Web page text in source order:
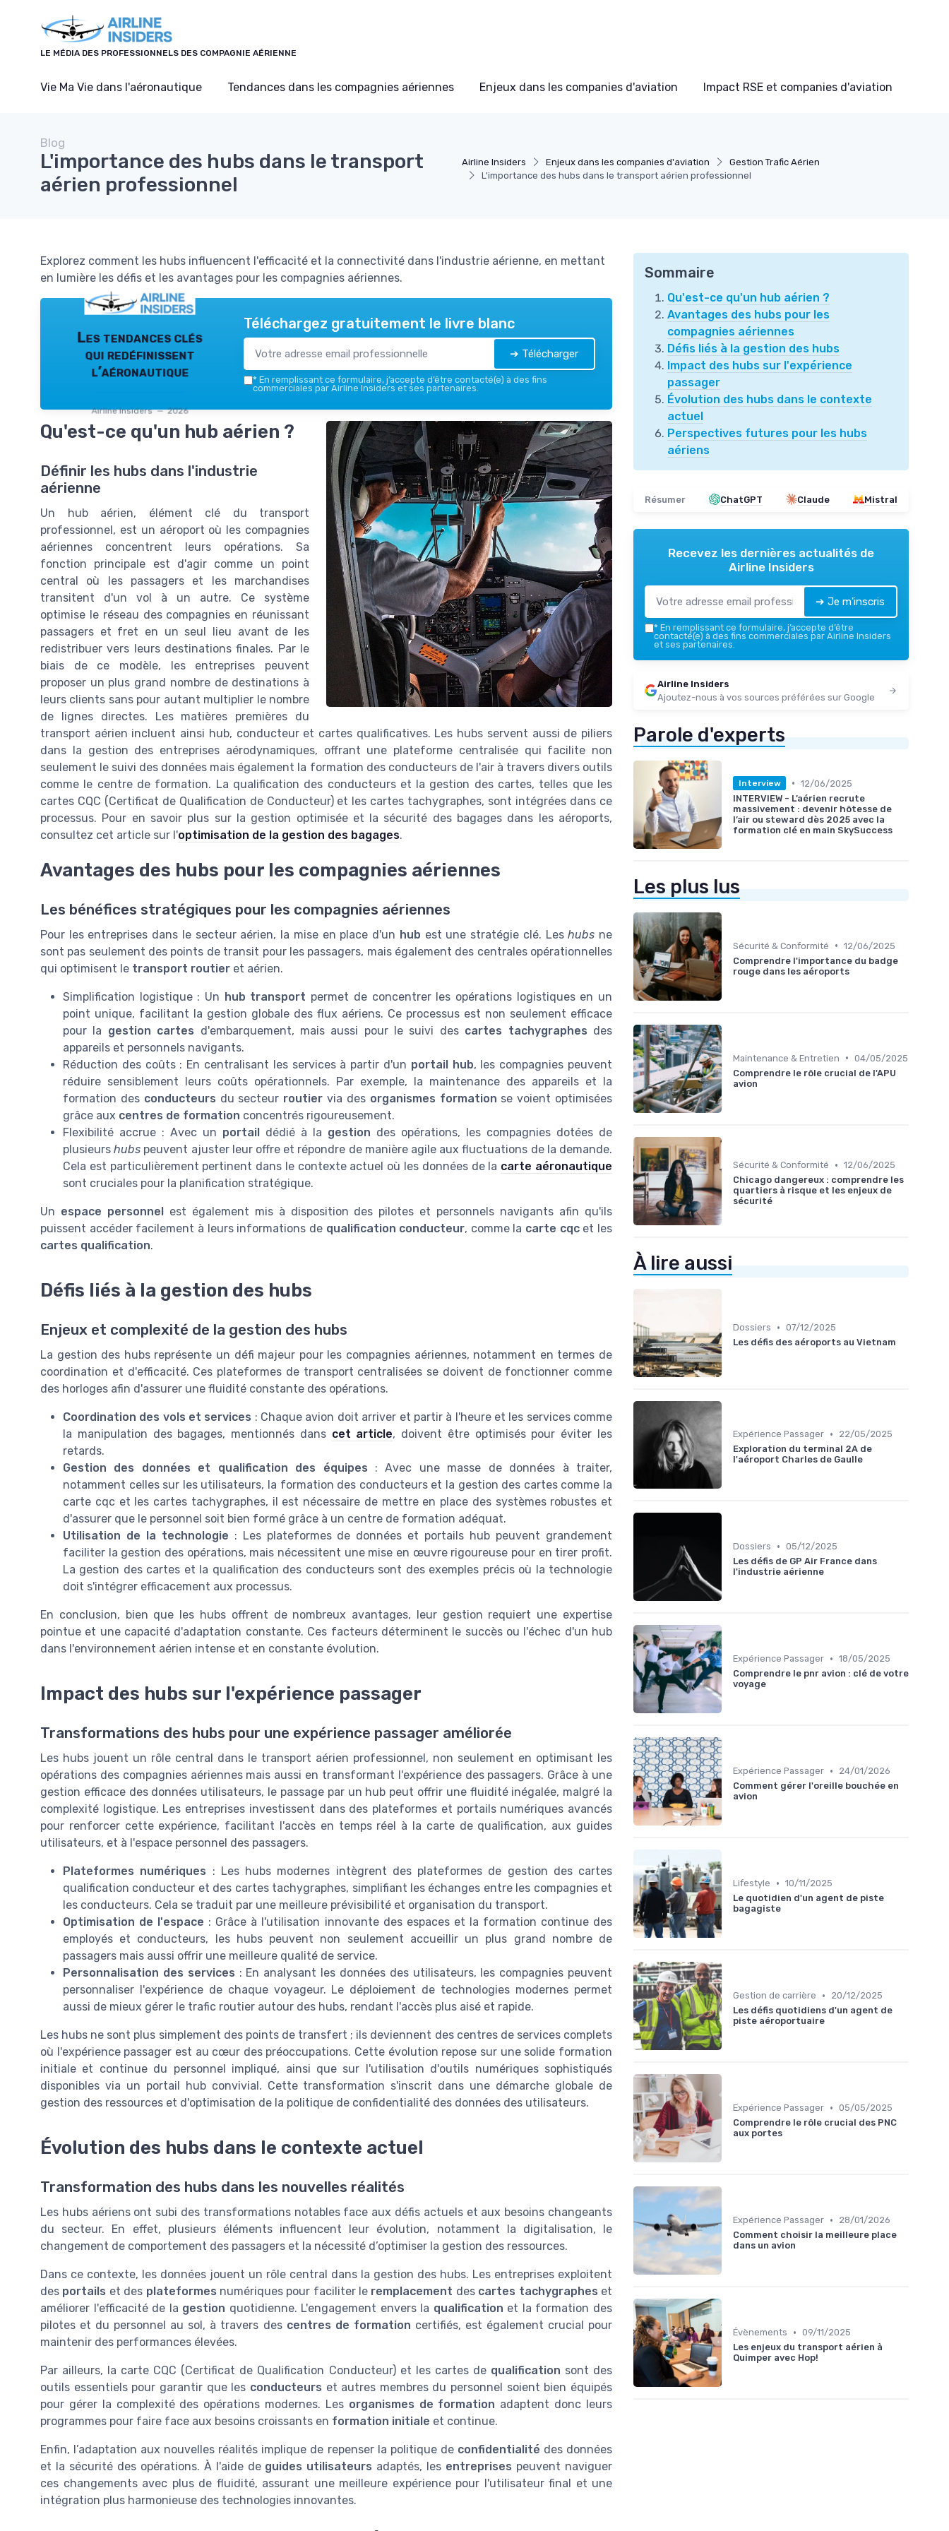
LE MÉDIA DES PROFESSIONNELS DES COMPAGNIE AÉRIENNE
Vie Ma Vie dans l'aéronautique Tendances dans les compagnies aériennes Enjeux dans les companies d'aviation Impact RSE et companies d'aviation
Airline Insiders Enjeux dans les companies d'aviation
Gestion Trafic Aérien
L'importance des hubs dans le transport aérien professionnel
Blog
L'importance des hubs dans le transport
aérien professionnel
Explorez comment les hubs influencent l'efficacité et la connectivité dans l'industrie aérienne, en mettant
en lumière les défis et les avantages pour les compagnies aériennes.
Les tendances clés
qui redéfinissent
l’aéronautique
Airline Insiders — 2026
Téléchargez gratuitement le livre blanc
➔ Télécharger
* En remplissant ce formulaire, j’accepte d’être contacté(e) à des fins
commerciales par Airline Insiders et ses partenaires.
Qu'est-ce qu'un hub aérien ?
Définir les hubs dans l'industrie
aérienne
Un hub aérien, élément clé du transport
professionnel, est un aéroport où les compagnies
aériennes concentrent leurs opérations. Sa
fonction principale est d'agir comme un point
central où les passagers et les marchandises
transitent d'un vol à un autre. Ce système
optimise le réseau des compagnies en réunissant
passagers et fret en un seul lieu avant de les
redistribuer vers leurs destinations finales. Par le
biais de ce modèle, les entreprises peuvent
proposer un plus grand nombre de destinations à
leurs clients sans pour autant multiplier le nombre
de lignes directes. Les matières premières du
transport aérien incluent ainsi hub, conducteur et cartes qualificatives. Les hubs servent aussi de piliers
dans la gestion des entreprises aérodynamiques, offrant une plateforme centralisée qui facilite non
seulement le suivi des données mais également la formation des conducteurs de l'air à travers divers outils
comme le centre de formation. La qualification des conducteurs et la gestion des cartes, telles que les
cartes CQC (Certificat de Qualification de Conducteur) et les cartes tachygraphes, sont intégrées dans ce
processus. Pour en savoir plus sur la gestion optimisée et la sécurité des bagages dans les aéroports,
consultez cet article sur l'optimisation de la gestion des bagages.
Avantages des hubs pour les compagnies aériennes
Les bénéfices stratégiques pour les compagnies aériennes
Pour les entreprises dans le secteur aérien, la mise en place d'un hub est une stratégie clé. Leshubs ne
sont pas seulement des points de transit pour les passagers, mais également des centrales opérationnelles
qui optimisent le transport routier et aérien.
Simplification logistique : Un hub transport permet de concentrer les opérations logistiques en un
point unique, facilitant la gestion globale des flux aériens. Ce processus est non seulement efficace
pour la gestion cartes d'embarquement, mais aussi pour le suivi des cartes tachygraphes des
appareils et personnels navigants.
Réduction des coûts : En centralisant les services à partir d'un portail hub, les compagnies peuvent
réduire sensiblement leurs coûts opérationnels. Par exemple, la maintenance des appareils et la
formation des conducteurs du secteur routier via des organismes formation se voient optimisées
grâce aux centres de formation concentrés rigoureusement.
Flexibilité accrue : Avec un portail dédié à la gestion des opérations, les compagnies dotées de
plusieurshubs peuvent ajuster leur offre et répondre de manière agile aux fluctuations de la demande.
Cela est particulièrement pertinent dans le contexte actuel où les données de la carte aéronautique
sont cruciales pour la planification stratégique.
Un espace personnelest également mis à disposition des pilotes et personnels navigants afin qu'ils
puissent accéder facilement à leurs informations de qualification conducteur, comme la carte cqcet les
cartes qualification.
Défis liés à la gestion des hubs
Enjeux et complexité de la gestion des hubs
La gestion des hubs représente un défi majeur pour les compagnies aériennes, notamment en termes de
coordination et d'efficacité. Ces plateformes de transport centralisées se doivent de fonctionner comme
des horloges afin d'assurer une fluidité constante des opérations.
Coordination des vols et services : Chaque avion doit arriver et partir à l'heure et les services comme
la manipulation des bagages, mentionnés dans cet article, doivent être optimisés pour éviter les
retards.
Gestion des données et qualification des équipes : Avec une masse de données à traiter,
notamment celles sur les utilisateurs, la formation des conducteurs et la gestion des cartes comme la
carte cqc et les cartes tachygraphes, il est nécessaire de mettre en place des systèmes robustes et
d'assurer que le personnel soit bien formé grâce à un centre de formation adéquat.
Utilisation de la technologie : Les plateformes de données et portails hub peuvent grandement
faciliter la gestion des opérations, mais nécessitent une mise en œuvre rigoureuse pour en tirer profit.
La gestion des cartes et la qualification des conducteurs sont des exemples précis où la technologie
doit s'intégrer efficacement aux processus.
En conclusion, bien que les hubs offrent de nombreux avantages, leur gestion requiert une expertise
pointue et une capacité d'adaptation constante. Ces facteurs déterminent le succès ou l'échec d'un hub
dans l'environnement aérien intense et en constante évolution.
Impact des hubs sur l'expérience passager
Transformations des hubs pour une expérience passager améliorée
Les hubs jouent un rôle central dans le transport aérien professionnel, non seulement en optimisant les
opérations des compagnies aériennes mais aussi en transformant l'expérience des passagers. Grâce à une
gestion efficace des données utilisateurs, le passage par un hub peut offrir une fluidité inégalée, malgré la
complexité logistique. Les entreprises investissent dans des plateformes et portails numériques avancés
pour renforcer cette expérience, facilitant l'accès en temps réel à la carte de qualification, aux guides
utilisateurs, et à l'espace personnel des passagers.
Plateformes numériques : Les hubs modernes intègrent des plateformes de gestion des cartes
qualification conducteur et des cartes tachygraphes, simplifiant les échanges entre les compagnies et
les conducteurs. Cela se traduit par une meilleure prévisibilité et organisation du transport.
Optimisation de l'espace : Grâce à l'utilisation innovante des espaces et la formation continue des
employés et conducteurs, les hubs peuvent non seulement accueillir un plus grand nombre de
passagers mais aussi offrir une meilleure qualité de service.
Personnalisation des services : En analysant les données des utilisateurs, les compagnies peuvent
personnaliser l'expérience de chaque voyageur. Le déploiement de technologies modernes permet
aussi de mieux gérer le trafic routier autour des hubs, rendant l'accès plus aisé et rapide.
Les hubs ne sont plus simplement des points de transfert ; ils deviennent des centres de services complets
où l'expérience passager est au cœur des préoccupations. Cette évolution repose sur une solide formation
initiale et continue du personnel impliqué, ainsi que sur l'utilisation d'outils numériques sophistiqués
disponibles via un portail hub convivial. Cette transformation s'inscrit dans une démarche globale de
gestion des ressources et d'optimisation de la politique de confidentialité des données des utilisateurs.
Évolution des hubs dans le contexte actuel
Transformation des hubs dans les nouvelles réalités
Les hubs aériens ont subi des transformations notables face aux défis actuels et aux besoins changeants
du secteur. En effet, plusieurs éléments influencent leur évolution, notamment la digitalisation, le
changement de comportement des passagers et la nécessité d’optimiser la gestion des ressources.
Dans ce contexte, les données jouent un rôle central dans la gestion des hubs. Les entreprises exploitent
des portails et des plateformes numériques pour faciliter le remplacement des cartes tachygraphes et
améliorer l'efficacité de la gestion quotidienne. L'engagement envers la qualification et la formation des
pilotes et du personnel au sol, à travers des centres de formation certifiés, est également crucial pour
maintenir des performances élevées.
Par ailleurs, la carte CQC (Certificat de Qualification Conducteur) et les cartes de qualification sont des
outils essentiels pour garantir que les conducteurs et autres membres du personnel soient bien équipés
pour gérer la complexité des opérations modernes. Les organismes de formation adaptent donc leurs
programmes pour faire face aux besoins croissants en formation initiale et continue.
Enfin, l’adaptation aux nouvelles réalités implique de repenser la politique de confidentialité des données
et la sécurité des opérations. À l'aide de guides utilisateurs adaptés, les entreprises peuvent naviguer
ces changements avec plus de fluidité, assurant une meilleure expérience pour l'utilisateur final et une
intégration plus harmonieuse des technologies innovantes.
Sommaire
Qu'est-ce qu'un hub aérien ?
Avantages des hubs pour les
compagnies aériennes
Défis liés à la gestion des hubs
Impact des hubs sur l'expérience
passager
Évolution des hubs dans le contexte
actuel
Perspectives futures pour les hubs
aériens
Résumer ChatGPT Claude Mistral
Recevez les dernières actualités de
Airline Insiders
➔ Je m'inscris
* En remplissant ce formulaire, j’accepte d’être
contacté(e) à des fins commerciales par Airline Insiders
et ses partenaires.
Airline Insiders
Ajoutez-nous à vos sources préférées sur Google
Parole d'experts
Interview • 12/06/2025
INTERVIEW - L’aérien recrute
massivement : devenir hôtesse de
l’air ou steward dès 2025 avec la
formation clé en main SkySuccess
Les plus lus
Sécurité & Conformité • 12/06/2025
Comprendre l'importance du badge
rouge dans les aéroports
Maintenance & Entretien • 04/05/2025
Comprendre le rôle crucial de l'APU
avion
Sécurité & Conformité • 12/06/2025
Chicago dangereux : comprendre les
quartiers à risque et les enjeux de
sécurité
À lire aussi
Dossiers • 07/12/2025
Les défis des aéroports au Vietnam
Expérience Passager •
22/05/2025
Exploration du terminal 2A de
l'aéroport Charles de Gaulle
Dossiers • 05/12/2025
Les défis de GP Air France dans
l'industrie aérienne
Expérience Passager • 18/05/2025
Comprendre le pnr avion : clé de votre
voyage
Expérience Passager •
24/01/2026
Comment gérer l'oreille bouchée en
avion
Lifestyle • 10/11/2025
Le quotidien d'un agent de piste
bagagiste
Gestion de carrière •
20/12/2025
Les défis quotidiens d'un agent de
piste aéroportuaire
Expérience Passager • 05/05/2025
Comprendre le rôle crucial des PNC
aux portes
Expérience Passager •
28/01/2026
Comment choisir la meilleure place
dans un avion
Évènements • 09/11/2025
Les enjeux du transport aérien à
Quimper avec Hop!